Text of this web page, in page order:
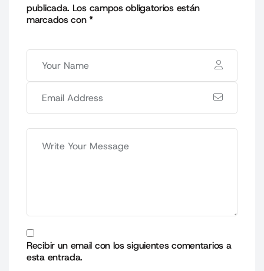
publicada. Los campos obligatorios están
marcados con*
Recibir un email con los siguientes comentarios a
esta entrada.